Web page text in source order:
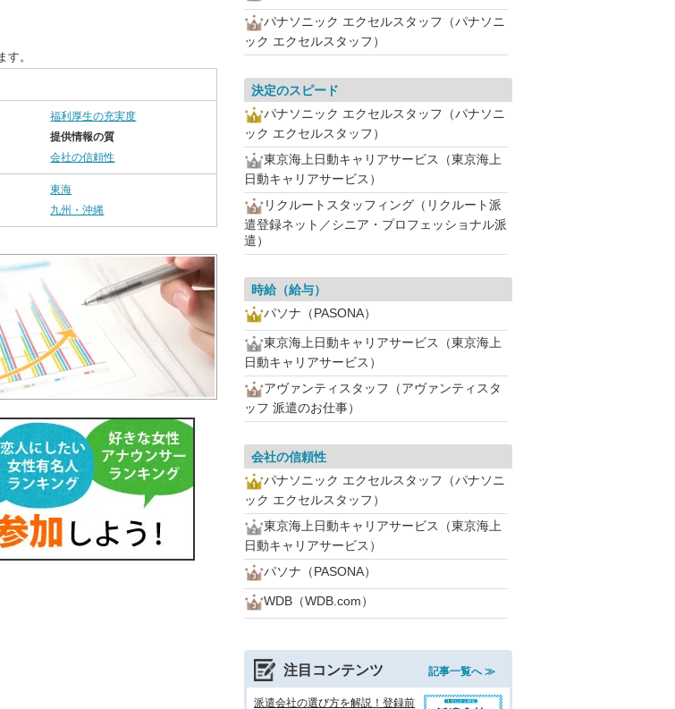
。
福利厚生の充実度
提供情報の質
会社の信頼性
東海
九州・沖縄
パナソニック エクセルスタッフ（パナソニ
ック エクセルスタッフ）
決定のスピード
パナソニック エクセルスタッフ（パナソニ
ック エクセルスタッフ）
東京海上日動キャリアサービス（東京海上
日動キャリアサービス）
リクルートスタッフィング（リクルート派
遣登録ネット／シニア・プロフェッショナル派
遣）
時給（給与）
パソナ（PASONA）
東京海上日動キャリアサービス（東京海上
日動キャリアサービス）
アヴァンティスタッフ（アヴァンティスタ
ッフ 派遣のお仕事）
会社の信頼性
パナソニック エクセルスタッフ（パナソニ
ック エクセルスタッフ）
東京海上日動キャリアサービス（東京海上
日動キャリアサービス）
パソナ（PASONA）
WDB（WDB.com）
注目コンテンツ 記事一覧へ ≫
派遣会社の選び方を解説！登録前